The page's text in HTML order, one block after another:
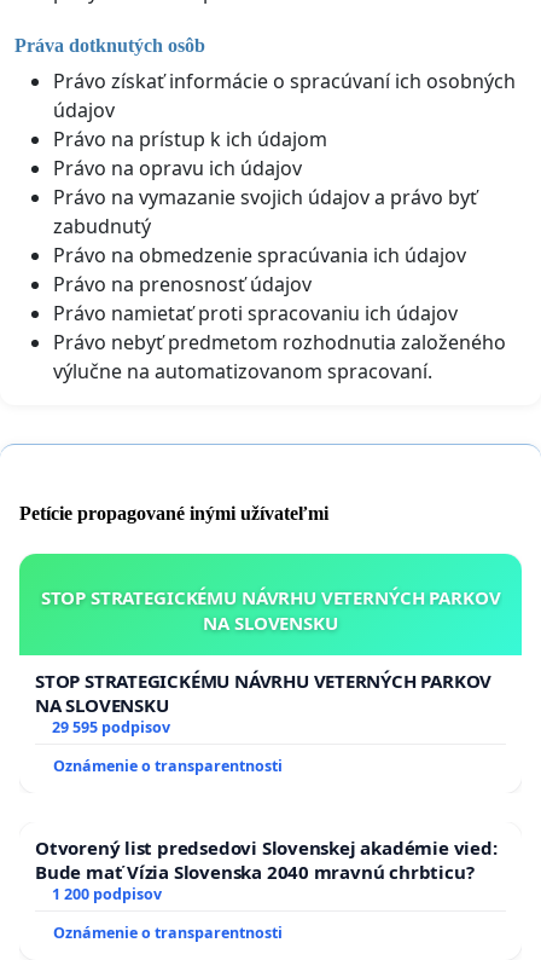
Práva dotknutých osôb
Právo získať informácie o spracúvaní ich osobných
údajov
Právo na prístup k ich údajom
Právo na opravu ich údajov
Právo na vymazanie svojich údajov a právo byť
zabudnutý
Právo na obmedzenie spracúvania ich údajov
Právo na prenosnosť údajov
Právo namietať proti spracovaniu ich údajov
Právo nebyť predmetom rozhodnutia založeného
výlučne na automatizovanom spracovaní.
Petície propagované inými užívateľmi
STOP STRATEGICKÉMU NÁVRHU VETERNÝCH PARKOV
NA SLOVENSKU
STOP STRATEGICKÉMU NÁVRHU VETERNÝCH PARKOV
NA SLOVENSKU
29 595 podpisov
Oznámenie o transparentnosti
Otvorený list predsedovi Slovenskej akadémie vied:
Bude mať Vízia Slovenska 2040 mravnú chrbticu?
1 200 podpisov
Oznámenie o transparentnosti